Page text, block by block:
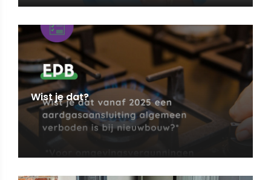
Wist je dat?